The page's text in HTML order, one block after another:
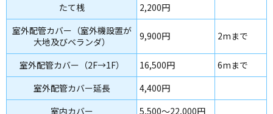
たて桟
2,200円
室外配管カバー（室外機設置が
大地及びベランダ）
9,900円 2mまで
室外配管カバー（2F→1F） 16,500円
6mまで
室外配管カバー延長
4,400円
室内カバー
5,500～22,000円